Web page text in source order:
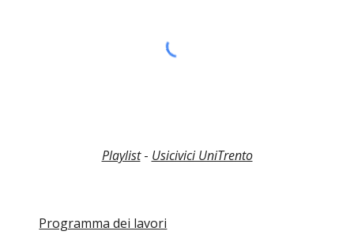
Playlist- Usicivici UniTrento
Programma dei lavori